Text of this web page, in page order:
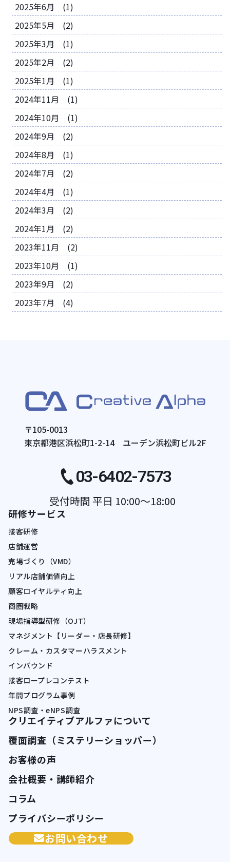
2025年6月 (1)
2025年5月 (2)
2025年3月 (1)
2025年2月 (2)
2025年1月 (1)
2024年11月 (1)
2024年10月 (1)
2024年9月 (2)
2024年8月 (1)
2024年7月 (2)
2024年4月 (1)
2024年3月 (2)
2024年1月 (2)
2023年11月 (2)
2023年10月 (1)
2023年9月 (2)
2023年7月 (4)
〒105-0013
東京都港区浜松町1-2-14 ユーデン浜松町ビル2F
03-6402-7573
受付時間 平日 10:00〜18:00
研修サービス
接客研修
店舗運営
売場づくり（VMD）
リアル店舗価値向上
顧客ロイヤルティ向上
商圏戦略
現場指導型研修（OJT）
マネジメント【リーダー・店長研修】
クレーム・カスタマーハラスメント
インバウンド
接客ロープレコンテスト
年間プログラム事例
NPS調査・eNPS調査
クリエイティブアルファについて
覆面調査（ミステリーショッパー）
お客様の声
会社概要・講師紹介
コラム
プライバシーポリシー
お問い合わせ